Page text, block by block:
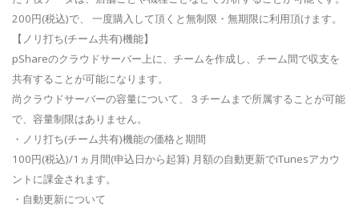
200円(税込)で、 一度購入して頂くと無制限・無期限に利用頂けます。
【ノリ打ち(チーム共有)機能】
pShareのクラウドサーバー上に、チームを作成し、チーム間で収支を
共有することが可能になります。
尚クラウドサーバーの容量について、３チームまで所属することが可能
で、容量制限はありません。
・ノリ打ち(チーム共有)機能の価格と期間
100円(税込)/1ヵ月間(申込日から起算) 月額の自動更新でiTunesアカウ
ントに課金されます。
・自動更新について